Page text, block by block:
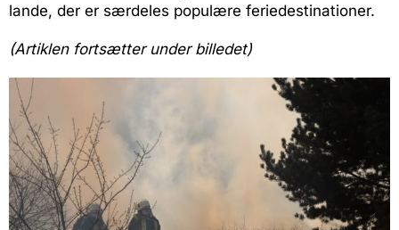
lande, der er særdeles populære feriedestinationer.
(Artiklen fortsætter under billedet)